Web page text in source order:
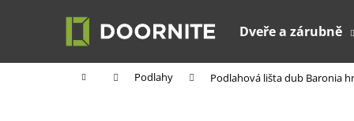
Dveře a zárubně
Domů Podlahy Podlahová lišta dub Baronia
í
Zpět
do
Zpět
do